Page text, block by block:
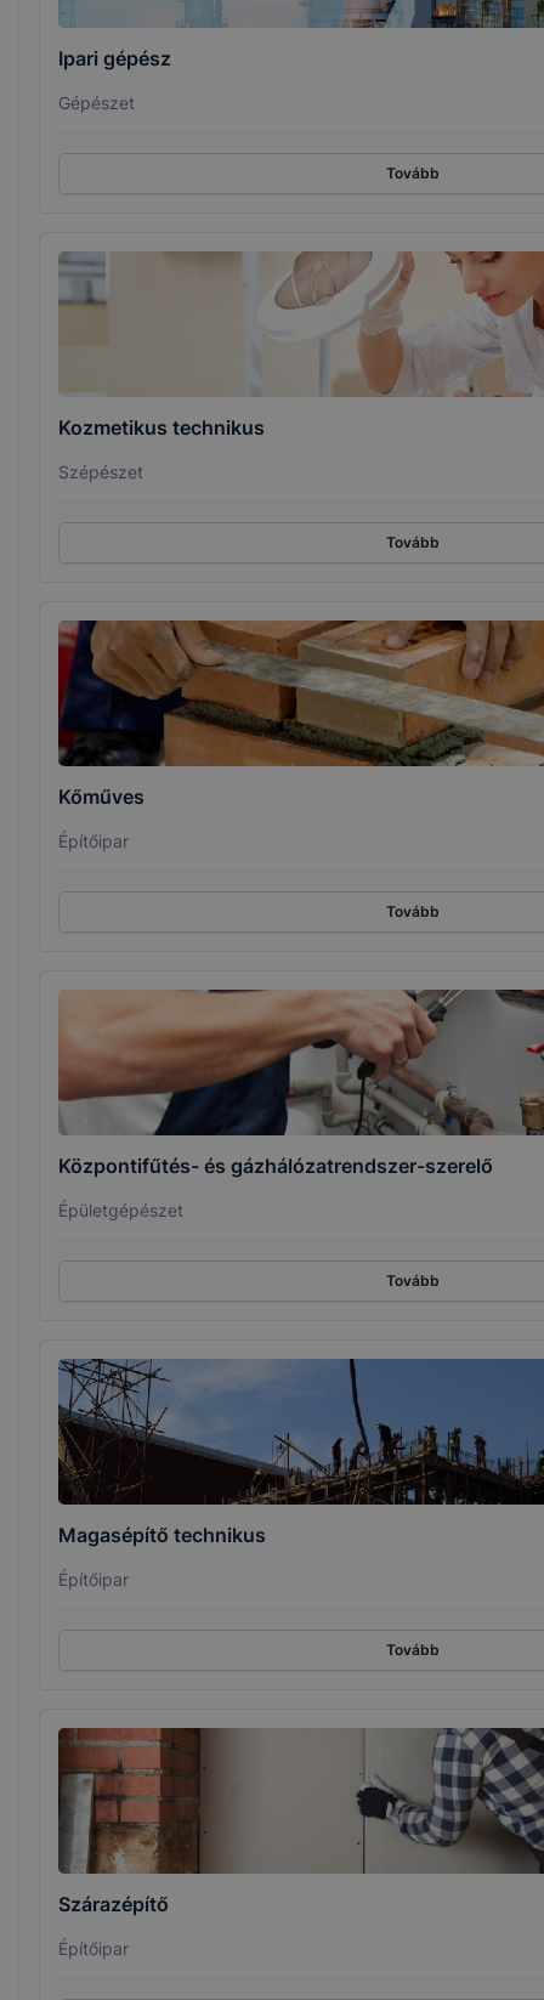
Ipari gépész
Gépészet
Tovább
Kozmetikus technikus
Szépészet
Tovább
Kőműves
Építőipar
Tovább
Központifűtés- és gázhálózatrendszer-szerelő
Épületgépészet
Tovább
Magasépítő technikus
Építőipar
Tovább
Szárazépítő
Építőipar